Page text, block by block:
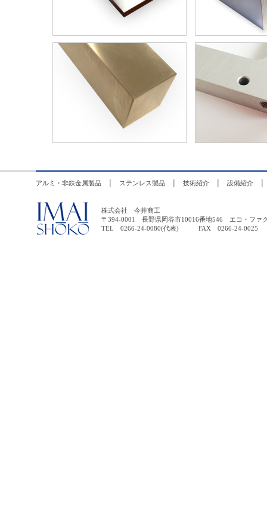
アルミ・非鉄金属製品 ステンレス製品 技術紹介 設備紹介
株式会社 今井商工
〒394-0001 長野県岡谷市10016番地546 エコ・フ
TEL 0266-24-0080(代表) FAX 0266-24-0025